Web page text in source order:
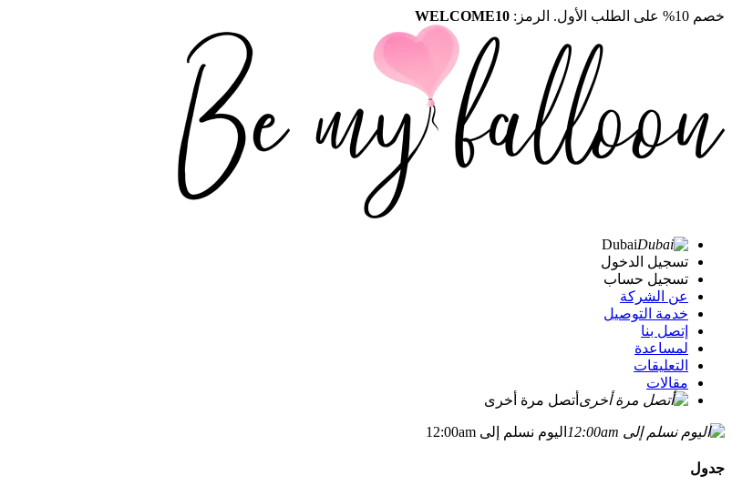
خصم 10% على الطلب الأول. الرمز: WELCOME10
Dubai
تسجيل الدخول
تسجيل حساب
عن الشركة
خدمة التوصيل
إتصل بنا
لمساعدة
التعليقات
مقالات
أتصل مرة أخرى
اليوم نسلم إلى 12:00am
جدول